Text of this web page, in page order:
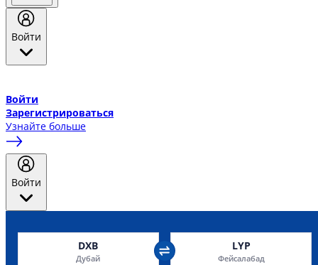
Войти
Войти
Зарегистрироваться
Узнайте больше
Войти
DXB
Дубай
LYP
Фейсалабад